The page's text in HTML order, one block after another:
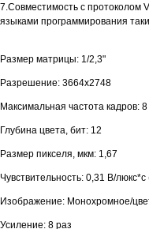
7.Совместимость с протоколом
языками программирования
Размер матрицы: 1/2,3"
Разрешение: 3664х2748
Максимальная частота кадров: 8
Глубина цвета, бит: 12
Размер пикселя, мкм: 1,67
Чувствительность: 0,31 В/
Изображение: Монохромное/
Усиление: 8 раз